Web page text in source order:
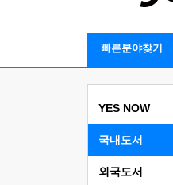
빠른분야찾기
YES NOW
국내도서
외국도서